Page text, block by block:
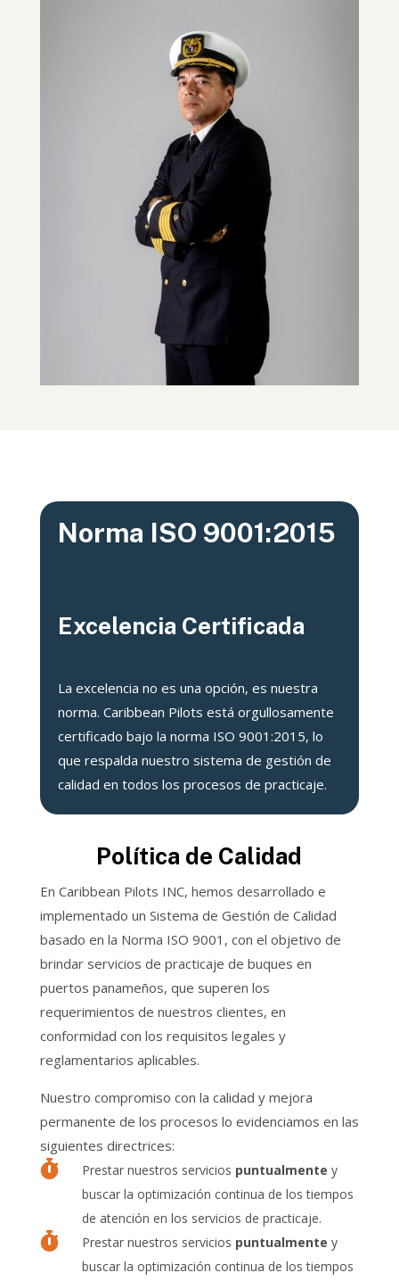
Norma ISO 9001:2015
Excelencia Certificada
La excelencia no es una opción, es nuestra
norma. Caribbean Pilots está orgullosamente
certificado bajo la norma ISO 9001:2015, lo
que respalda nuestro sistema de gestión de
calidad en todos los procesos de practicaje.
Política de Calidad
En Caribbean Pilots INC, hemos desarrollado e
implementado un Sistema de Gestión de Calidad
basado en la Norma ISO 9001, con el objetivo de
brindar servicios de practicaje de buques en
puertos panameños, que superen los
requerimientos de nuestros clientes, en
conformidad con los requisitos legales y
reglamentarios aplicables.
Nuestro compromiso con la calidad y mejora
permanente de los procesos lo evidenciamos en las
siguientes directrices:
 Prestar nuestros servicios puntualmente y
buscar la optimización continua de los tiempos
de atención en los servicios de practicaje.
 Prestar nuestros servicios puntualmente y
buscar la optimización continua de los tiempos